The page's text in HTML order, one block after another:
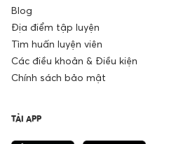
Blog
Địa điểm tập luyện
Tìm huấn luyện viên
Các điều khoản & Điều kiện
Chính sách bảo mật
TẢI APP